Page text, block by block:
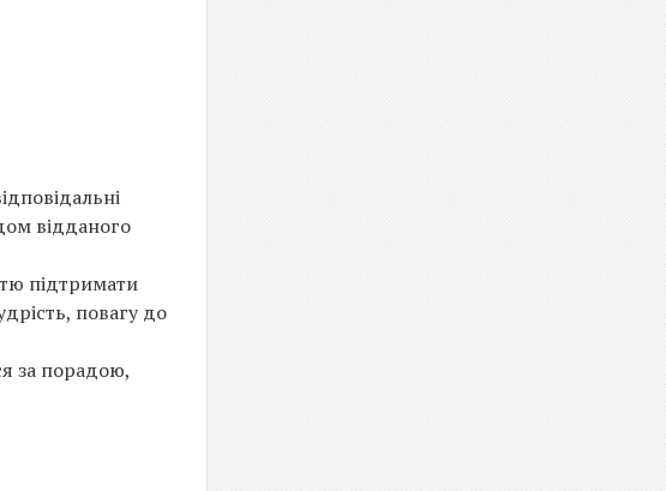
відданого
підтримати
повагу до
за порадою,